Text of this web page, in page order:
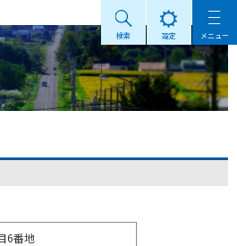
道 赤平市
検索 設定 メニュー
6番地